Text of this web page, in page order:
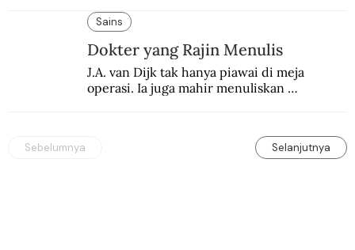
lebih dari setengah abad.
Sains
Dokter yang Rajin Menulis
J.A. van Dijk tak hanya piawai di meja
operasi. Ia juga mahir menuliskan
Sebelumnya Selanjutnya